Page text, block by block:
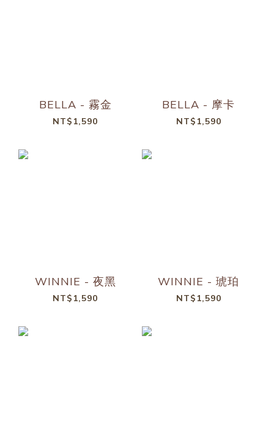
BELLA - 霧金
NT$1,590
BELLA - 摩卡
NT$1,590
WINNIE - 夜黑
NT$1,590
WINNIE - 琥珀
NT$1,590